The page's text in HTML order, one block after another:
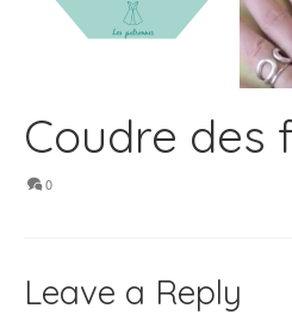
Coudre des
0
Leave a Reply